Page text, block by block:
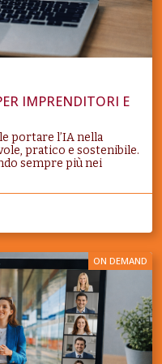
IMPRENDITORI E
portare l’IA nella
pratico e sostenibile.
sempre più nei
ON DEMAND